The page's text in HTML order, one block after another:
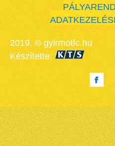
2019. © gyirmotfc.hu
Készítette: